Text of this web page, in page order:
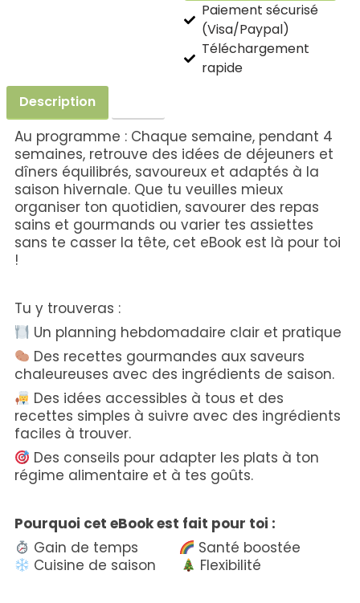
Paiement sécurisé
(Visa/Paypal)
Téléchargement
rapide
Description
Au programme : Chaque semaine, pendant 4
semaines, retrouve des idées de déjeuners et
dîners équilibrés, savoureux et adaptés à la
saison hivernale. Que tu veuilles mieux
organiser ton quotidien, savourer des repas
sains et gourmands ou varier tes assiettes
sans te casser la tête, cet eBook est là pour toi
!
Tu y trouveras :
Un planning hebdomadaire clair et pratique
Des recettes gourmandes aux saveurs
chaleureuses avec des ingrédients de saison.
Des idées accessibles à tous et des
recettes simples à suivre avec des ingrédients
faciles à trouver.
Des conseils pour adapter les plats à ton
régime alimentaire et à tes goûts.
Pourquoi cet eBook est fait pour toi :
Gain de temps
Santé boostée
Cuisine de saison
Flexibilité